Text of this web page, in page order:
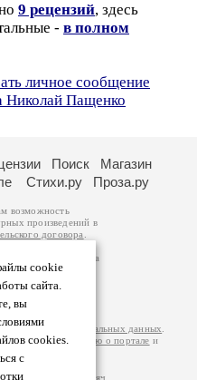
9 рецензий, здесь
- в полном
личное сообщение
Николай Пащенко
cookie
сайта.
вы
cookies.
с
Поиск
Магазин
Стихи.ру Проза.ру
возможность
произведений в
договора
авторам
возможна
вы можете
за
на
обработки персональных данных
информацию о портале и
– порядка 100 тысяч